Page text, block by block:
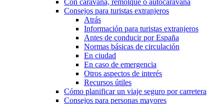
Con caravana, remolque o autocaravana
Consejos para turistas extranjeros
Atrás
Información para turistas extranjeros
Antes de conducir por España
Normas básicas de circulación
En ciudad
En caso de emergencia
Otros aspectos de interés
Recursos útiles
Cómo planificar un viaje seguro por carretera
Consejos para personas mayores